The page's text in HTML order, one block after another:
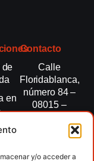
y/o acceder a
de
en
Contacto
Calle
Floridablanca,
número 84 –
08015 –
fedme@fedme.es
934 264 267